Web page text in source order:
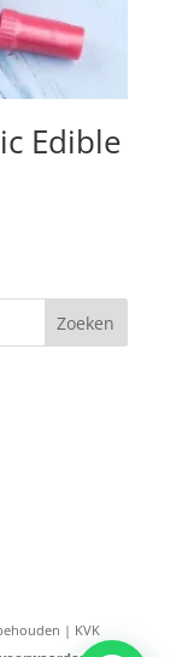
Edible
Zoeken
| KVK